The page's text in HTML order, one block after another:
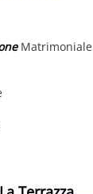
Matrimoniale